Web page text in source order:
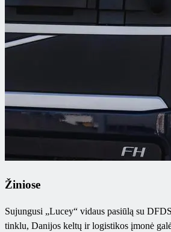
Žiniose
Sujungusi „Lucey“ vidaus pasiūlą su
tinklu, Danijos keltų ir logistikos įmonė